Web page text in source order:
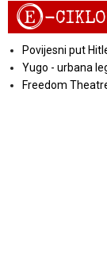
E-
Povijesni put
Yugo - urbana
Freedom